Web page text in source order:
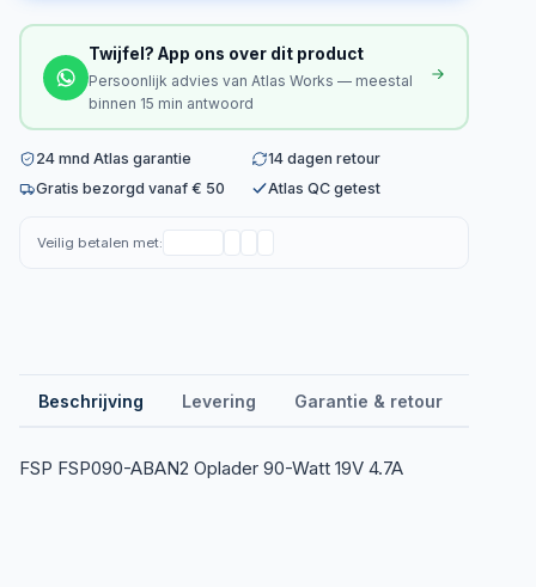
Twijfel? App ons over dit product
Persoonlijk advies van Atlas Works — meestal
binnen 15 min antwoord
24 mnd Atlas garantie
14 dagen retour
Gratis bezorgd vanaf € 50
Atlas QC getest
Veilig betalen met:
Beschrijving Levering Garantie & retour
FSP FSP090-ABAN2 Oplader 90-Watt 19V 4.7A